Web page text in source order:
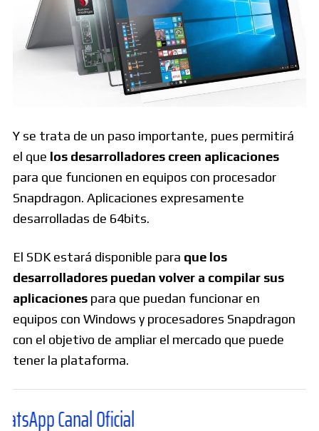
Y se trata de un paso importante, pues permitirá
el que los desarrolladores creen aplicaciones
para que funcionen en equipos con procesador
Snapdragon. Aplicaciones expresamente
desarrolladas de 64bits.
El SDK estará disponible para que los
desarrolladores puedan volver a compilar sus
aplicaciones para que puedan funcionar en
equipos con Windows y procesadores Snapdragon
con el objetivo de ampliar el mercado que puede
tener la plataforma.
Oficial